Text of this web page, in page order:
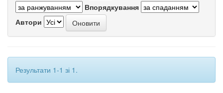
Впорядкування
Автори
Результати 1-1 зі 1.